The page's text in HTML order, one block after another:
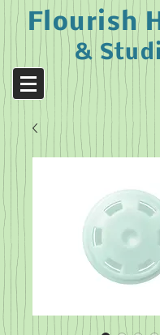
Flourish
&